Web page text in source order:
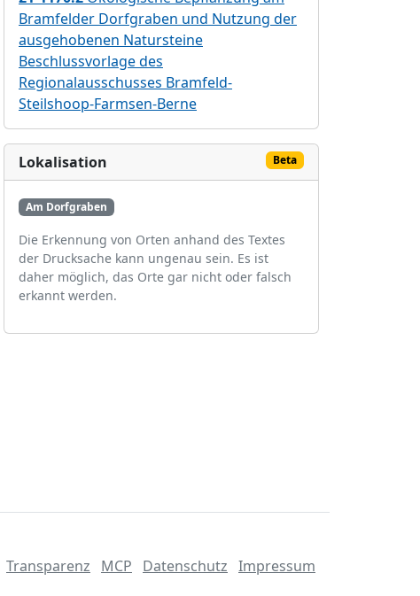
Bramfelder Dorfgraben und Nutzung der
ausgehobenen Natursteine
Beschlussvorlage des
Regionalausschusses Bramfeld-
Steilshoop-Farmsen-Berne
Lokalisation Beta
Am Dorfgraben
Die Erkennung von Orten anhand des Textes
der Drucksache kann ungenau sein. Es ist
daher möglich, das Orte gar nicht oder falsch
erkannt werden.
Transparenz MCP Datenschutz Impressum